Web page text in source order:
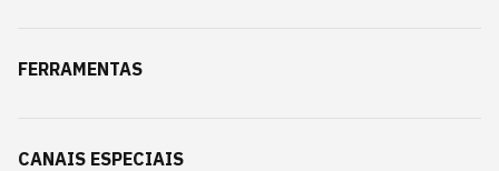
FERRAMENTAS
CANAIS ESPECIAIS